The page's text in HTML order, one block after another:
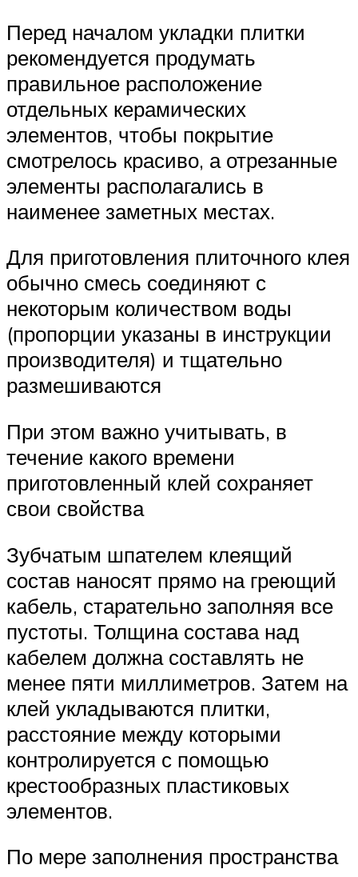
Перед началом укладки плитки
рекомендуется продумать
правильное расположение
отдельных керамических
элементов, чтобы покрытие
смотрелось красиво, а отрезанные
элементы располагались в
наименее заметных местах.
Для приготовления плиточного клея
обычно смесь соединяют с
некоторым количеством воды
(пропорции указаны в инструкции
производителя) и тщательно
размешиваются
При этом важно учитывать, в
течение какого времени
приготовленный клей сохраняет
свои свойства
Зубчатым шпателем клеящий
состав наносят прямо на греющий
кабель, старательно заполняя все
пустоты. Толщина состава над
кабелем должна составлять не
менее пяти миллиметров. Затем на
клей укладываются плитки,
расстояние между которыми
контролируется с помощью
крестообразных пластиковых
элементов.
По мере заполнения пространства